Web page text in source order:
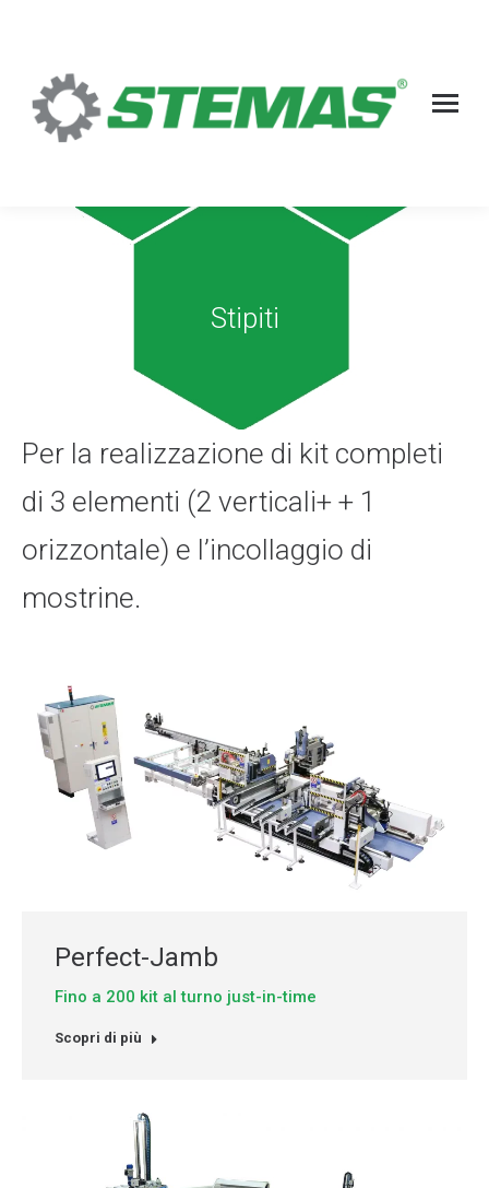
Stipiti
Per la realizzazione di kit completi
di 3 elementi (2 verticali+ + 1
orizzontale) e l’incollaggio di
mostrine.
Perfect-Jamb
Fino a 200 kit al turno just-in-time
Scopri di più